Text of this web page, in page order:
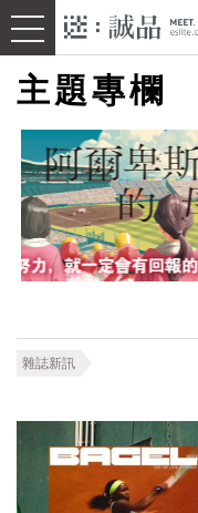
主題專欄
雜誌新訊